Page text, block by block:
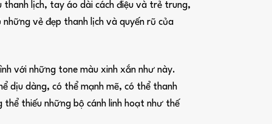
thanh lịch, tay áo dài cách điệu và trẻ trung,
vẻ đẹp thanh lịch và quyến rũ của
với những tone màu xinh xắn như này.
dịu dàng, có thể mạnh mẽ, có thể thanh
thiếu những bộ cánh linh hoạt như thế